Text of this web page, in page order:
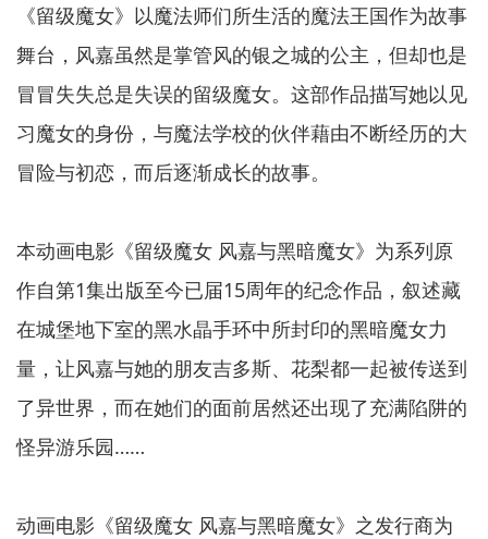
《留级魔女》以魔法师们所生活的魔法王国作为故事
舞台，风嘉虽然是掌管风的银之城的公主，但却也是
冒冒失失总是失误的留级魔女。这部作品描写她以见
习魔女的身份，与魔法学校的伙伴藉由不断经历的大
冒险与初恋，而后逐渐成长的故事。
本动画电影《留级魔女 风嘉与黑暗魔女》为系列原
作自第1集出版至今已届15周年的纪念作品，叙述藏
在城堡地下室的黑水晶手环中所封印的黑暗魔女力
量，让风嘉与她的朋友吉多斯、花梨都一起被传送到
了异世界，而在她们的面前居然还出现了充满陷阱的
怪异游乐园……
动画电影《留级魔女 风嘉与黑暗魔女》之发行商为